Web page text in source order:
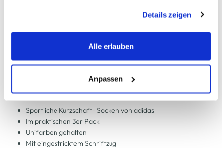
werden, werden bei der Nutzung der Webseite auf jeden
Fall gesetzt. Cookies von Drittanbietern für Analyse- oder
Trackingzwecke werden nur dann aktiviert, wenn Sie das
erlauben" bzw. "Alle erlauben" klicken. Mehr dazu
(einschließlich der Möglichkeit, die Einwilligungserklärung
zu ändern oder zu widerrufen) erfahren Sie in unserem
Cookie-Hinweisbzw. derDatenschutzerklärung.
Details zeigen
Alle erlauben
Anpassen
Zur Wunschliste hinzufügen
ANKLE SOCKEN im 3er Pack
Sportliche Kurzschaft- Socken von adidas
Im praktischen 3er Pack
Unifarben gehalten
Mit eingestricktem Schriftzug